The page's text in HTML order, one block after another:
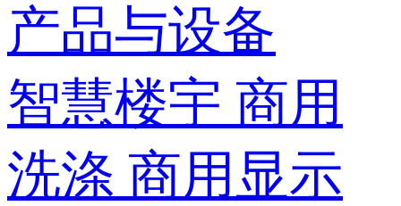
产品与设备
智慧楼宇 商用
洗涤 商用显示